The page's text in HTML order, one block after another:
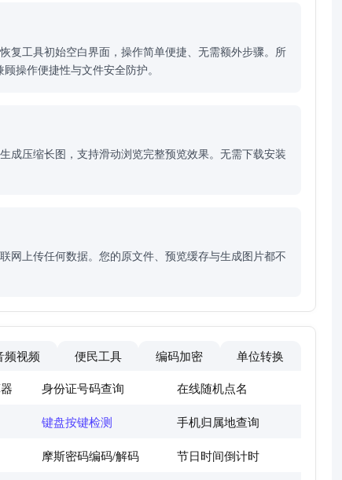
复工具初始空白界面，操作简单便捷、无需额外步骤。所
操作便捷性与文件安全防护。
成压缩长图，支持滑动浏览完整预览效果。无需下载安装
网上传任何数据。您的原文件、预览缓存与生成图片都不
频视频 便民工具 编码加密
单位转换
身份证号码查询 在线随机点名
键盘按键检测 手机归属地查询
摩斯密码编码/解码 节日时间倒计时